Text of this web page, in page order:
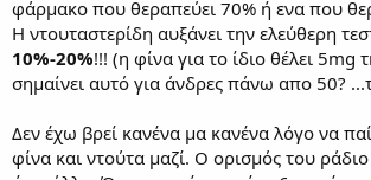
φάρμακο που θεραπεύει 70% ή ενα που
Η ντουταστερίδη αυξάνει την ελεύθερη
10%-20%!!! (η φίνα για το ίδιο θέλει 5mg
σημαίνει αυτό για άνδρες πάνω απο 50?
Δεν έχω βρεί κανένα μα κανένα λόγο να
φίνα και ντούτα μαζί. Ο ορισμός του